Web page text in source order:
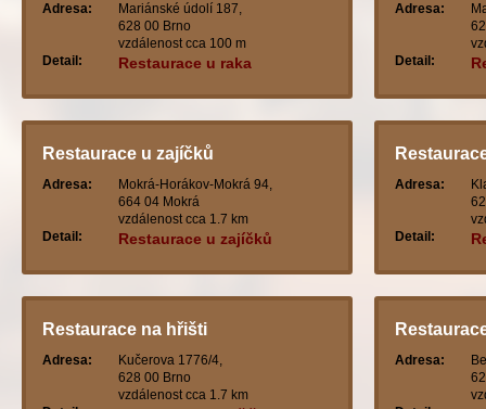
Adresa:
Mariánské údolí 187,
628 00 Brno
vzdálenost cca 100 m
Detail:
Restaurace u raka
Adresa:
Detail:
Restaurace u zajíčků
Adresa:
Mokrá-Horákov-Mokrá 94,
664 04 Mokrá
vzdálenost cca 1.7 km
Detail:
Restaurace u zajíčků
Adresa:
Detail:
Restaurace na hřišti
Adresa:
Kučerova 1776/4,
628 00 Brno
vzdálenost cca 1.7 km
Adresa: